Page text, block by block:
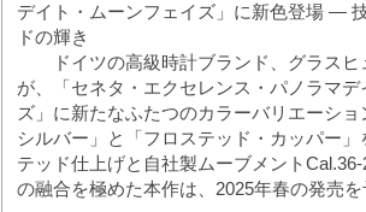
デイト・ムーンフェイズ」に新色登場 ―
ドの輝き
ドイツの高級時計ブランド、グラスヒ
が、「セネタ・エクセレンス・パノラマ
ズ」に新たなふたつのカラーバリエーシ
シルバー」と「フロステッド・カッパー
テッド仕上げと自社製ムーブメント
の融合を極めた本作は、2025年春の発売